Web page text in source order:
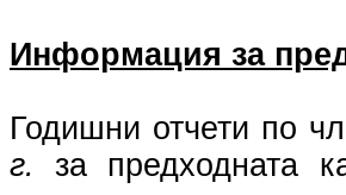
Информация за
Годишни отчети по
г.
за предходната